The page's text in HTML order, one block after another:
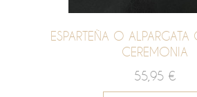
ESPARTEÑA O
CEREMONIA
55,95 €